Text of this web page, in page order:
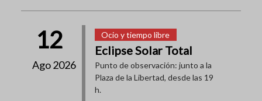
12
Ago 2026
Ocio y tiempo libre
Eclipse Solar Total
Punto de observación: junto a la
Plaza de la Libertad, desde las 19
h.